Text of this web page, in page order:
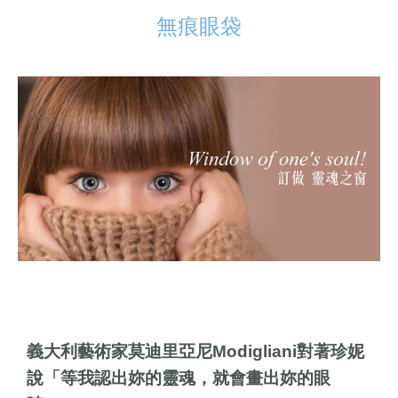
無痕眼袋
義大利藝術家莫迪里亞尼Modigliani對著珍妮
說「等我認出妳的靈魂，就會畫出妳的眼